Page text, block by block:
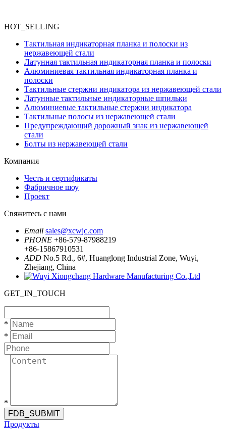
HOT_SELLING
Тактильная индикаторная планка и полоски из
нержавеющей стали
Латунная тактильная индикаторная планка и полоски
Алюминиевая тактильная индикаторная планка и
полоски
Тактильные стержни индикатора из нержавеющей стали
Латунные тактильные индикаторные шпильки
Алюминиевые тактильные стержни индикатора
Тактильные полосы из нержавеющей стали
Предупреждающий дорожный знак из нержавеющей
стали
Болты из нержавеющей стали
Компания
Честь и сертификаты
Фабричное шоу
Проект
Свяжитесь с нами
Email sales@xcwjc.com
PHONE +86-579-87988219
+86-15867910531
ADD No.5 Rd., 6#, Huanglong Industrial Zone, Wuyi,
Zhejiang, China
GET_IN_TOUCH
*
*
*
FDB_SUBMIT
Продукты